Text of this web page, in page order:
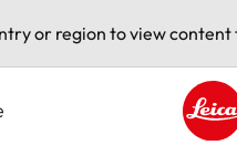
or region to view